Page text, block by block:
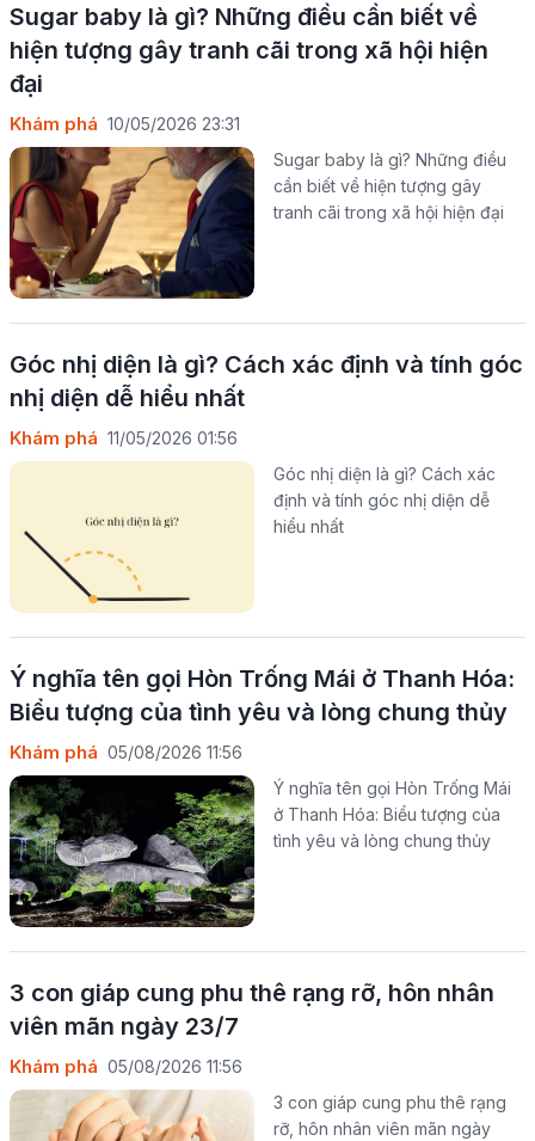
Sugar baby là gì? Những điều cần biết về
hiện tượng gây tranh cãi trong xã hội hiện
đại
Khám phá 10/05/2026 23:31
Sugar baby là gì? Những điều
cần biết về hiện tượng gây
tranh cãi trong xã hội hiện đại
Góc nhị diện là gì? Cách xác định và tính góc
nhị diện dễ hiểu nhất
Khám phá 11/05/2026 01:56
Góc nhị diện là gì? Cách xác
định và tính góc nhị diện dễ
hiểu nhất
Ý nghĩa tên gọi Hòn Trống Mái ở Thanh Hóa:
Biểu tượng của tình yêu và lòng chung thủy
Khám phá 05/08/2026 11:56
Ý nghĩa tên gọi Hòn Trống Mái
ở Thanh Hóa: Biểu tượng của
tình yêu và lòng chung thủy
3 con giáp cung phu thê rạng rỡ, hôn nhân
viên mãn ngày 23/7
Khám phá 05/08/2026 11:56
3 con giáp cung phu thê rạng
rỡ, hôn nhân viên mãn ngày